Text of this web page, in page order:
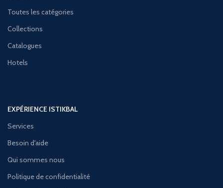
Toutes les catégories
Collections
Catalogues
Hotels
EXPÉRIENCE ISTIKBAL
Services
Besoin d'aide
Qui sommes nous
Politique de confidentialité